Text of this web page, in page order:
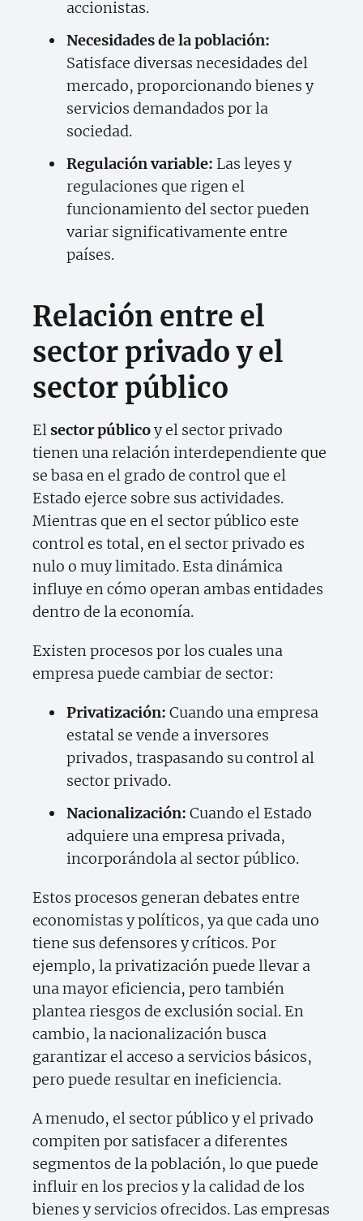
accionistas.
Necesidades de la población:
Satisface diversas necesidades del
mercado, proporcionando bienes y
servicios demandados por la
sociedad.
Regulación variable: Las leyes y
regulaciones que rigen el
funcionamiento del sector pueden
variar significativamente entre
países.
Relación entre el
sector privado y el
sector público
El sector públicoy el sector privado
tienen una relación interdependiente que
se basa en el grado de control que el
Estado ejerce sobre sus actividades.
Mientras que en el sector público este
control es total, en el sector privado es
nulo o muy limitado. Esta dinámica
influye en cómo operan ambas entidades
dentro de la economía.
Existen procesos por los cuales una
empresa puede cambiar de sector:
Privatización: Cuando una empresa
estatal se vende a inversores
privados, traspasando su control al
sector privado.
Nacionalización: Cuando el Estado
adquiere una empresa privada,
incorporándola al sector público.
Estos procesos generan debates entre
economistas y políticos, ya que cada uno
tiene sus defensores y críticos. Por
ejemplo, la privatización puede llevar a
una mayor eficiencia, pero también
plantea riesgos de exclusión social. En
cambio, la nacionalización busca
garantizar el acceso a servicios básicos,
pero puede resultar en ineficiencia.
A menudo, el sector público y el privado
compiten por satisfacer a diferentes
segmentos de la población, lo que puede
influir en los precios y la calidad de los
bienes y servicios ofrecidos. Las empresas